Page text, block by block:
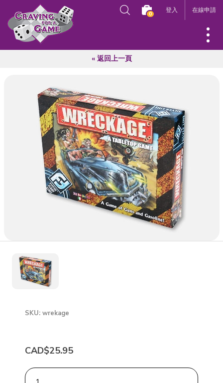
0 登入 在線申請
« 返回上一頁
SKU: wrekage
CAD$25.95